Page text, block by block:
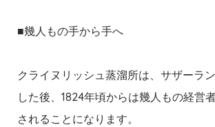
■幾人もの手から手へ
クライヌリッシュ蒸溜所は、サザーラ
した後、1824年頃からは幾人もの経営
されることになります。